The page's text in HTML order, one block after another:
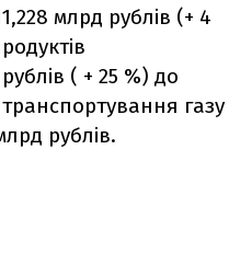
млрд рублів (+ 4
( + 25 %) до
газу
рублів.